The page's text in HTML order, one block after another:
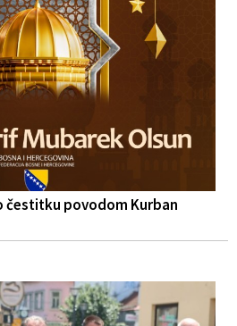
čestitku povodom Kurban